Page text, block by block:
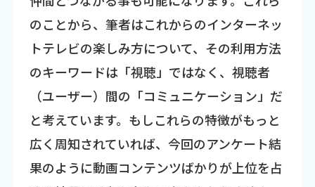
のことから、筆者はこれからのインターネッ
トテレビの楽しみ方について、その利用方法
のキーワードは「視聴」ではなく、視聴者
（ユーザー）間の「コミュニケーション」だ
と考えています。もしこれらの特徴がもっと
広く周知されていれば、今回のアンケート結
果のように動画コンテンツばかりが上位を占